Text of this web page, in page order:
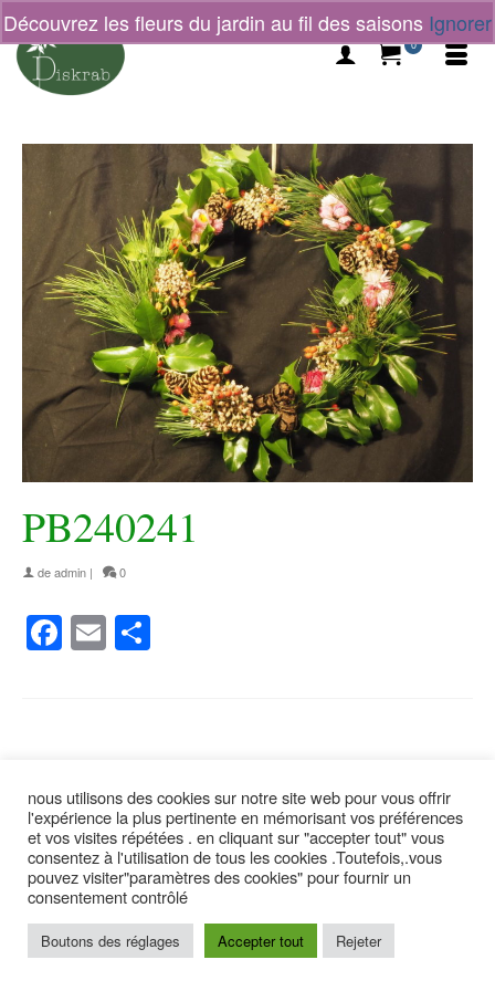
Découvrez les fleurs du jardin au fil des saisons Ignorer
0
PB240241
deadmin | 0
Facebook
Email
suivez moi
contact plan du site Politique de confidentialité mentions légales
© 2026 DISKRAB - FLEURS - WordPress Theme byKadence WP
nous utilisons des cookies sur notre site web pour vous offrir
l'expérience la plus pertinente en mémorisant vos préférences
et vos visites répétées . en cliquant sur "accepter tout" vous
consentez à l'utilisation de tous les cookies .Toutefois,.vous
pouvez visiter"paramètres des cookies" pour fournir un
consentement contrôlé
Boutons des réglages Accepter tout Rejeter